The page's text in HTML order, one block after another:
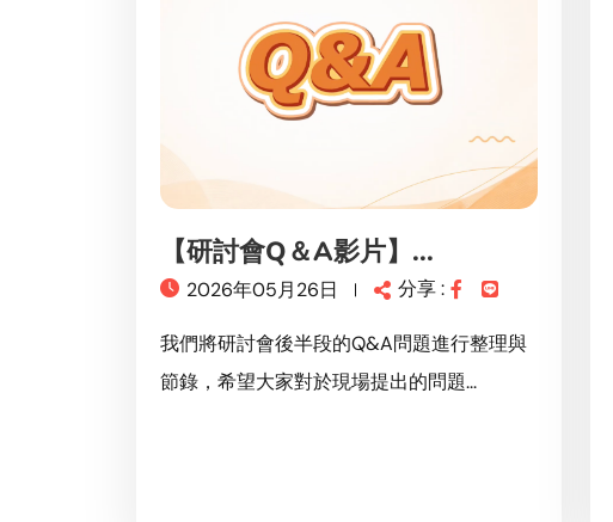
【研討會Q＆A影片】...
2026年05月26日 分享 :
我們將研討會後半段的Q&A問題進行整理與
節錄，希望大家對於現場提出的問題...